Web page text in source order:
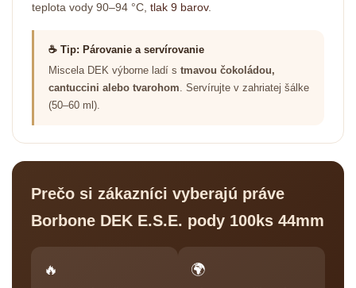
teplota vody 90–94 °C, tlak 9 barov.
☕ Tip: Párovanie a servírovanie
Miscela DEK výborne ladí s tmavou čokoládou,
cantuccini alebo tvarohom. Servírujte v zahriatej šálke
(50–60 ml).
Prečo si zákazníci vyberajú práve
Borbone DEK E.S.E. pody 100ks 44mm
🔥 🌍